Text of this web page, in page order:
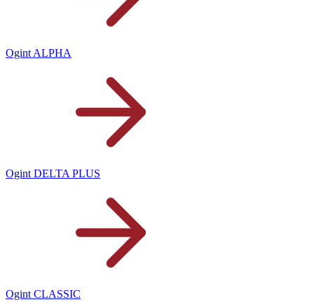
Ogint ALPHA
Ogint DELTA PLUS
Ogint CLASSIC